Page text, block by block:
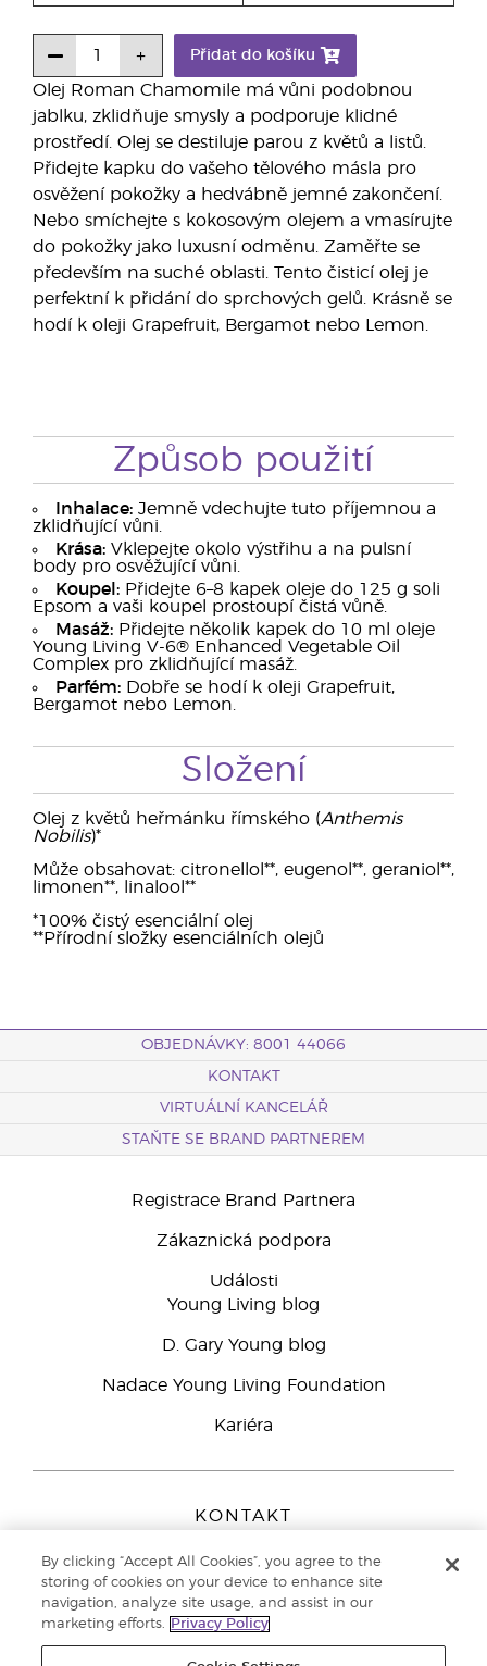
Olej Roman Chamomile má vůni podobnou
jablku, zklidňuje smysly a podporuje klidné
prostředí. Olej se destiluje parou z květů a listů.
Přidejte kapku do vašeho tělového másla pro
osvěžení pokožky a hedvábně jemné zakončení.
Nebo smíchejte s kokosovým olejem a vmasírujte
do pokožky jako luxusní odměnu. Zaměřte se
především na suché oblasti. Tento čisticí olej je
perfektní k přidání do sprchových gelů. Krásně se
hodí k oleji Grapefruit, Bergamot nebo Lemon.
Přidat do košíku
Způsob použití
Inhalace: Jemně vdechujte tuto příjemnou a
zklidňující vůni.
Krása: Vklepejte okolo výstřihu a na pulsní
body pro osvěžující vůni.
Koupel: Přidejte 6–8 kapek oleje do 125 g soli
Epsom a vaši koupel prostoupí čistá vůně.
Masáž: Přidejte několik kapek do 10 ml oleje
Young Living V-6® Enhanced Vegetable Oil
Complex pro zklidňující masáž.
Parfém: Dobře se hodí k oleji Grapefruit,
Bergamot nebo Lemon.
Složení
Olej z květů heřmánku římského (Anthemis
Nobilis)*
Může obsahovat: citronellol**, eugenol**, geraniol**,
limonen**, linalool**
*100% čistý esenciální olej
**Přírodní složky esenciálních olejů
OBJEDNÁVKY: 8001 44066
KONTAKT
VIRTUÁLNÍ KANCELÁŘ
STAŇTE SE BRAND PARTNEREM
Registrace Brand Partnera
Zákaznická podpora
Události
Young Living blog
D. Gary Young blog
Nadace Young Living Foundation
Kariéra
KONTAKT
Peizerweg 97
9727 AJ Groningen
Netherlands
Zákaznická podpora800 144 066
By clicking “Accept All Cookies”, you agree to the
storing of cookies on your device to enhance site
navigation, analyze site usage, and assist in our
marketing efforts.
Privacy Policy